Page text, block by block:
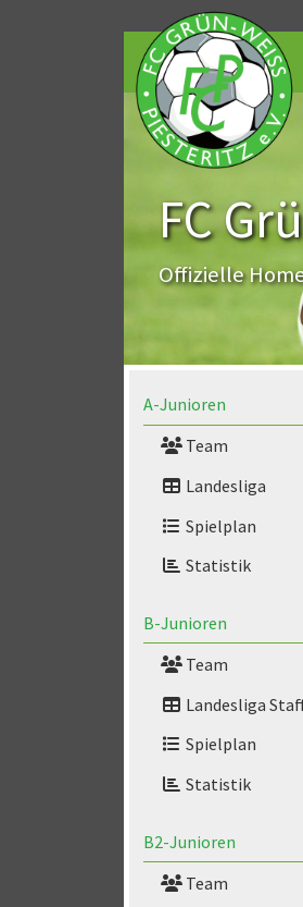
FC
Offizielle
A-Junioren
Team
Landesliga
Spielplan
Statistik
B-Junioren
Team
Landesliga
Spielplan
Statistik
B2-Junioren
Team